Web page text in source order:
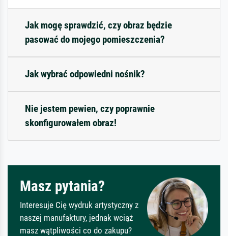
Jak mogę sprawdzić, czy obraz będzie
pasować do mojego pomieszczenia?
Jak wybrać odpowiedni nośnik?
Nie jestem pewien, czy poprawnie
skonfigurowałem obraz!
Masz pytania?
Interesuje Cię wydruk artystyczny z
naszej manufaktury, jednak wciąż
masz wątpliwości co do zakupu?